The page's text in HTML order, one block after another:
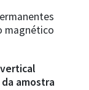
magnético
amostra